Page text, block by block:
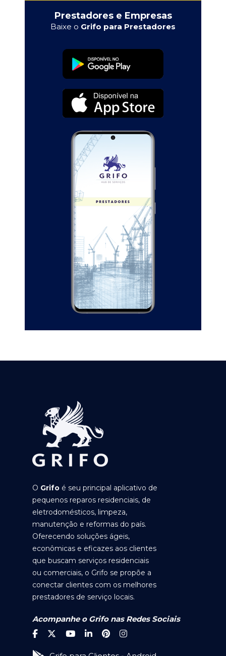
Prestadores e Empresas
Baixe o Grifo para Prestadores
O Grifo é seu principal aplicativo de
pequenos reparos residenciais, de
eletrodomésticos, limpeza,
manutenção e reformas do país.
Oferecendo soluções ágeis,
econômicas e eficazes aos clientes
que buscam serviços residenciais
ou comerciais, o Grifo se propõe a
conectar clientes com os melhores
prestadores de serviço locais.
Acompanhe o Grifo nas Redes Sociais